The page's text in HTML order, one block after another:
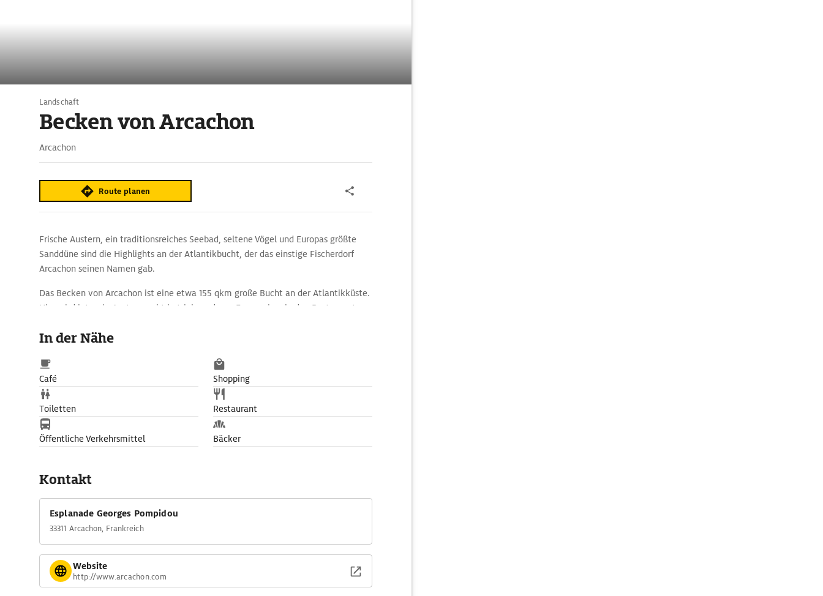
Landschaft
Becken von Arcachon
Arcachon
Route planen
Frische Austern, ein traditionsreiches Seebad, seltene Vögel und Europas größte
Sanddüne sind die Highlights an der Atlantikbucht, der das einstige Fischerdorf
Arcachon seinen Namen gab.
Das Becken von Arcachon ist eine etwa 155 qkm große Bucht an der Atlantikküste.
Hier wird intensiv Austernzucht betrieben, deren Erzeugnisse in den Restaurants
In der Nähe
Café Shopping
Toiletten Restaurant
Öffentliche Verkehrsmittel Bäcker
Kontakt
Esplanade Georges Pompidou
33311 Arcachon, Frankreich
Website
http://www.arcachon.com